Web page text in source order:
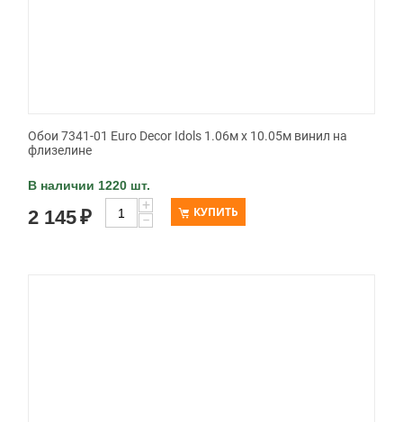
Обои 7341-01 Euro Decor Idols 1.06м x 10.05м винил на
флизелине
В наличии 1220 шт.
2 145₽
+
−
КУПИТЬ